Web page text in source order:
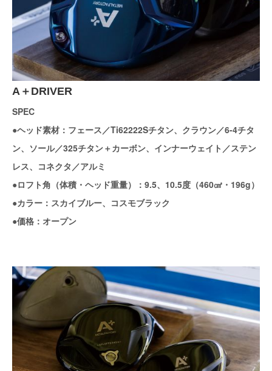
A＋DRIVER
SPEC
●ヘッド素材：フェース／Ti62222Sチタン、クラウン／6-4チタ
ン、ソール／325チタン＋カーボン、インナーウェイト／ステン
レス、コネクタ／アルミ
●ロフト角（体積・ヘッド重量）：9.5、10.5度（460㎤・196g）
●カラー：スカイブルー、コスモブラック
●価格：オープン